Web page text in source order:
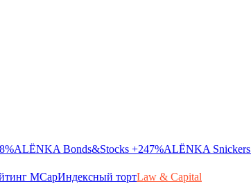
ALЁNKA Bonds&Stocks +247%ALЁNKA Snickers
MCapИндексный тортLaw & Capital